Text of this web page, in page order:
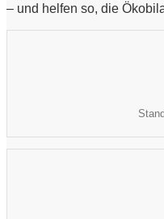
– und helfen so, die